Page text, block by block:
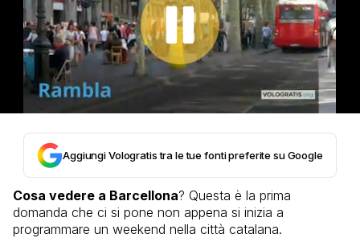
Aggiungi Vologratis tra le tue fonti preferite su Google
Cosa vedere a Barcellona? Questa è la prima
domanda che ci si pone non appena si inizia a
programmare un weekend nella città catalana.